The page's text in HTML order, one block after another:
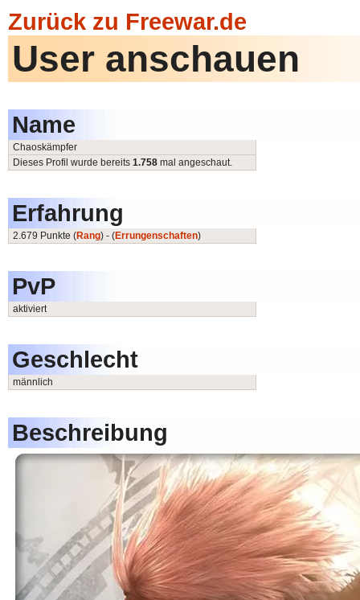
Zurück zu Freewar.de
User anschauen
Name
Chaoskämpfer
Dieses Profil wurde bereits 1.758 mal angeschaut.
Erfahrung
2.679 Punkte (Rang) - (Errungenschaften)
PvP
aktiviert
Geschlecht
männlich
Beschreibung